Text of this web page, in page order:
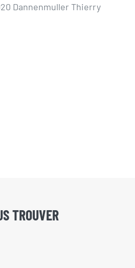
Dannenmuller Thierry
TROUVER